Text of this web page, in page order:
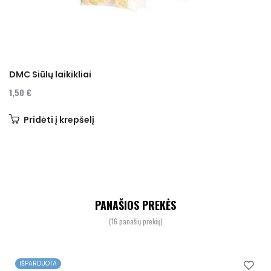
DMC Siūlų laikikliai
1,50 €
Pridėti į krepšelį
PANAŠIOS PREKĖS
(16 panašių prekių)
IŠPARDUOTA